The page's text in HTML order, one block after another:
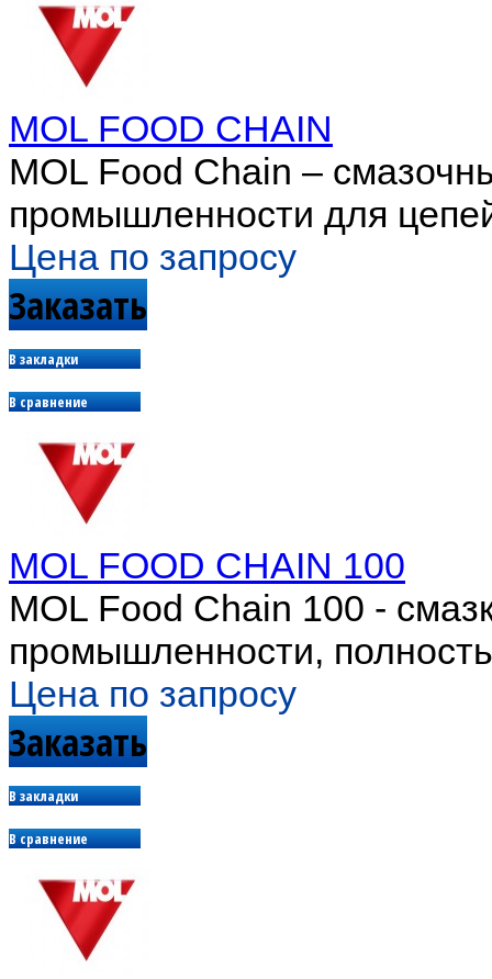
MOL FOOD CHAIN
MOL Food Chain –
промышленности для
Цена по запросу
Заказать
В закладки
В сравнение
MOL FOOD CHAIN 100
MOL Food Chain 100 -
промышленности,
Цена по запросу
Заказать
В закладки
В сравнение